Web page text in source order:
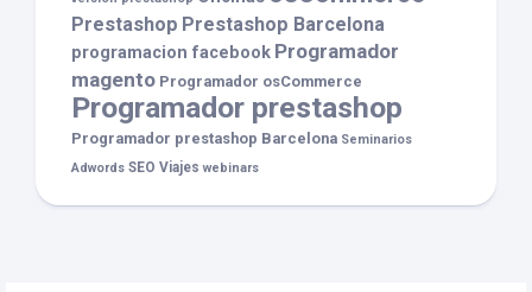
Prestashop Prestashop Barcelona
programacion facebook Programador
magento Programador osCommerce
Programador prestashop
Programador prestashop Barcelona Seminarios
Adwords SEO Viajes webinars